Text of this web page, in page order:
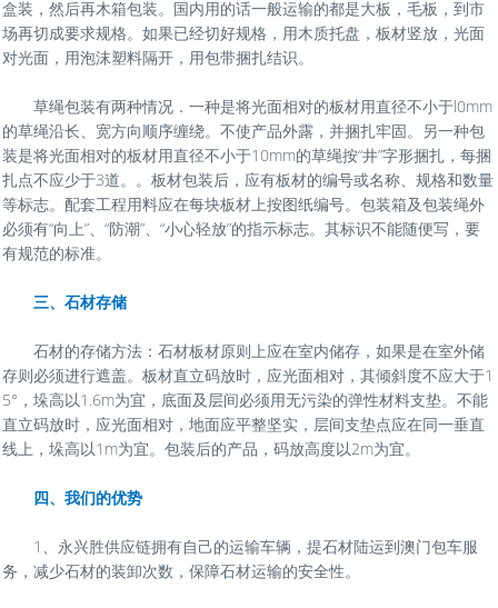
盒装，然后再木箱包装。国内用的话一般运输的都是大板，毛板，到市
场再切成要求规格。如果已经切好规格，用木质托盘，板材竖放，光面
对光面，用泡沫塑料隔开，用包带捆扎结识。
草绳包装有两种情况．一种是将光面相对的板材用直径不小于l0mm
的草绳沿长、宽方向顺序缠绕。不使产品外露，并捆扎牢固。另一种包
装是将光面相对的板材用直径不小于10mm的草绳按“井”字形捆扎，每捆
扎点不应少于3道。。板材包装后，应有板材的编号或名称、规格和数量
等标志。配套工程用料应在每块板材上按图纸编号。包装箱及包装绳外
必须有“向上”、“防潮”、“小心轻放”的指示标志。其标识不能随便写，要
有规范的标准。
三、石材存储
石材的存储方法：石材板材原则上应在室内储存，如果是在室外储
存则必须进行遮盖。板材直立码放时，应光面相对，其倾斜度不应大于1
5°，垛高以1.6m为宜，底面及层间必须用无污染的弹性材料支垫。不能
直立码放时，应光面相对，地面应平整坚实，层间支垫点应在同一垂直
线上，垛高以1m为宜。包装后的产品，码放高度以2m为宜。
四、我们的优势
1、永兴胜供应链拥有自己的运输车辆，提石材陆运到澳门包车服
务，减少石材的装卸次数，保障石材运输的安全性。